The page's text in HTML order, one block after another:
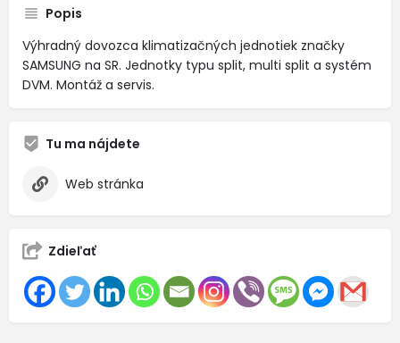
Popis
Výhradný dovozca klimatizačných jednotiek značky
SAMSUNG na SR. Jednotky typu split, multi split a systém
DVM. Montáž a servis.
Tu ma nájdete
Web stránka
Zdieľať